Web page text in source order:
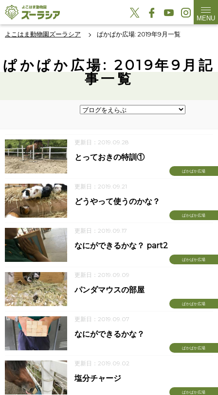
MENU
よこはま動物園ズーラシア ぱかぱか広場: 2019年9月一覧
ぱかぱか広場: 2019年9月記
事一覧
更新日：2019.09.28
ぱかぱか広場
とっておきの特訓①
更新日：2019.09.21
ぱかぱか広場
どうやって使うのかな？
更新日：2019.09.17
ぱかぱか広場
なにができるかな？ part2
更新日：2019.09.09
ぱかぱか広場
パンダマウスの部屋
更新日：2019.09.07
ぱかぱか広場
なにができるかな？
更新日：2019.09.02
ぱかぱか広場
塩分チャージ